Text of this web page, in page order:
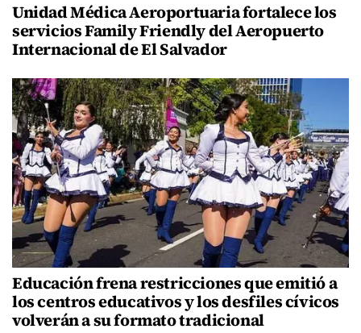
Unidad Médica Aeroportuaria fortalece los
servicios Family Friendly del Aeropuerto
Internacional de El Salvador
Educación frena restricciones que emitió a
los centros educativos y los desfiles cívicos
volverán a su formato tradicional